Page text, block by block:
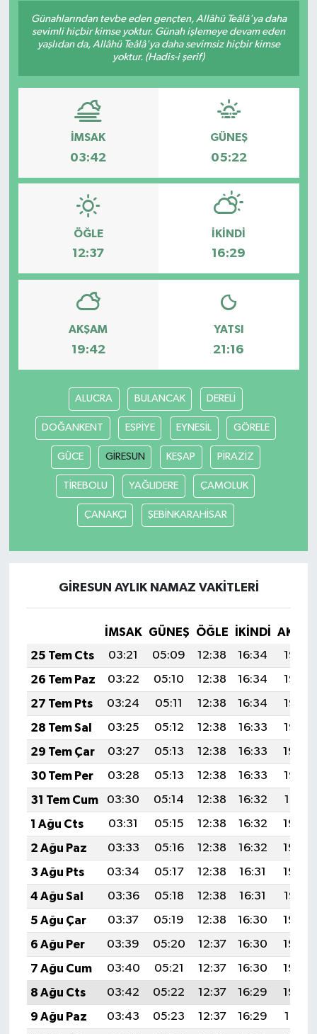
Günahlarından tevbe eden gençten, Allâhü Teâlâ'ya daha
sevimli hiçbir kimse yoktur. Günah işlemeye devam eden
yaşlıdan da, Allâhü Teâlâ'ya daha sevimsiz hiçbir kimse
yoktur. (Hadis-i şerif)
İMSAK
03:42
GÜNEŞ
05:22
ÖĞLE
12:37
İKINDI
16:29
AKŞAM
19:42
YATSI
21:16
ALUCRA BULANCAK DERELİ
DOĞANKENT ESPİYE EYNESİL GÖRELE
GÜCE GİRESUN KEŞAP PİRAZİZ
TİREBOLU YAĞLIDERE ÇAMOLUK
ÇANAKÇI ŞEBİNKARAHİSAR
GİRESUN AYLIK NAMAZ VAKITLERI
İMSAK GÜNEŞ ÖĞLE İKINDI
25 Tem Cts
03:21 05:09 12:38 16:34
19:57
26 Tem Paz
03:22 05:10 12:38 16:34
19:56
27 Tem Pts
03:24 05:11 12:38 16:34
19:55
28 Tem Sal
03:25 05:12 12:38 16:33
19:55
29 Tem Çar
03:27 05:13 12:38 16:33
19:54
30 Tem Per
03:28 05:13 12:38 16:33
19:53
31 Tem Cum
03:30 05:14 12:38 16:32
19:51
1 Ağu Cts
03:31 05:15 12:38 16:32
19:50
2 Ağu Paz
03:33 05:16 12:38 16:32
19:49
3 Ağu Pts
03:34 05:17 12:38 16:31
19:48
4 Ağu Sal
03:36 05:18 12:38 16:31
19:47
5 Ağu Çar
03:37 05:19 12:38 16:30
19:46
6 Ağu Per
03:39 05:20 12:37 16:30
19:45
7 Ağu Cum
03:40 05:21 12:37 16:30
19:44
8 Ağu Cts
03:42 05:22 12:37 16:29
19:42
9 Ağu Paz
03:43 05:23 12:37 16:29
19:41
Siyaset
Vefat Edenler
Video Galeri